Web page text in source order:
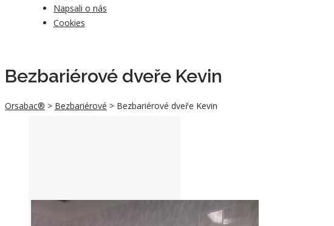
Napsali o nás
Cookies
Bezbariérové dveře Kevin
Orsabac® > Bezbariérové > Bezbariérové dveře Kevin